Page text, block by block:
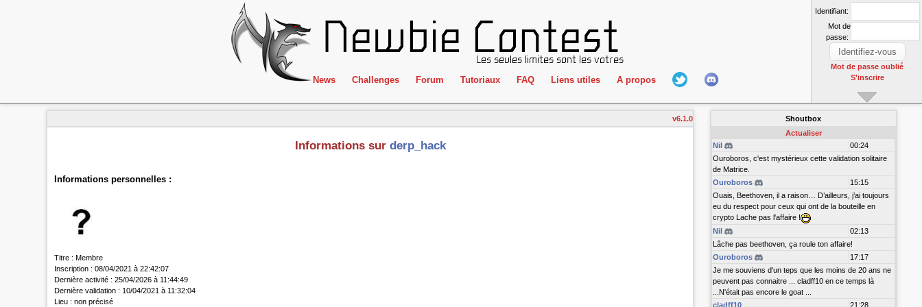
News Challenges
ClientSide
Forensics
Forum Tutoriaux FAQ Liens utiles
IRC
Newbie Connect
A propos
L'équipe
Hall Of Fame
Identifiant:
Mot de
passe:
Mot de passe oublié
S'inscrire
v6.1.0
Informations sur derp_hack
Informations personnelles :
Titre : Membre
Inscription : 08/04/2021 à 22:42:07
Dernière activité : 25/04/2026 à 11:44:49
Dernière validation : 10/04/2021 à 11:32:04
Lieu : non précisé
Shoutbox
Actualiser
Nil
00:24
Ouroboros, c'est mystérieux cette validation solitaire
de Matrice.
Ouroboros
15:15
Ouais, Beethoven, il a raison… D’ailleurs, j’ai toujours
eu du respect pour ceux qui ont de la bouteille en
crypto Lache pas l'affaire !
Nil
02:13
Lâche pas beethoven, ça roule ton affaire!
Ouroboros
17:17
Je me souviens d'un teps que les moins de 20 ans ne
peuvent pas connaitre ... cladff10 en ce temps là
...N'était pas encore le goat ...
cladff10
21:28